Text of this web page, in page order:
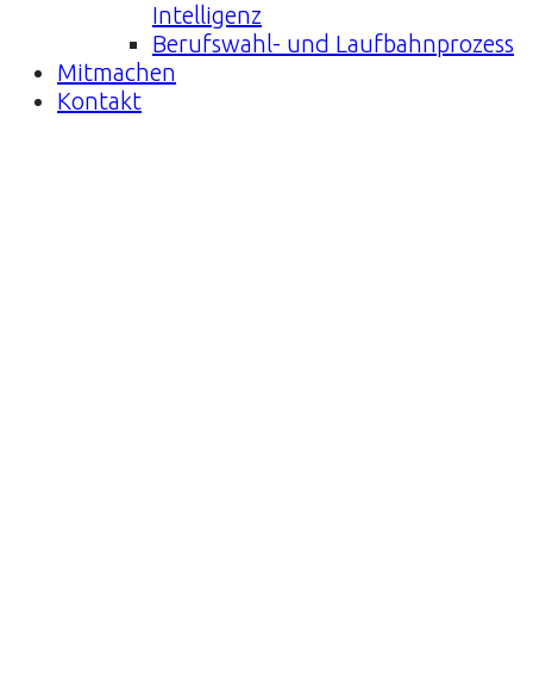
Intelligenz
Berufswahl- und Laufbahnprozess
Mitmachen
Kontakt